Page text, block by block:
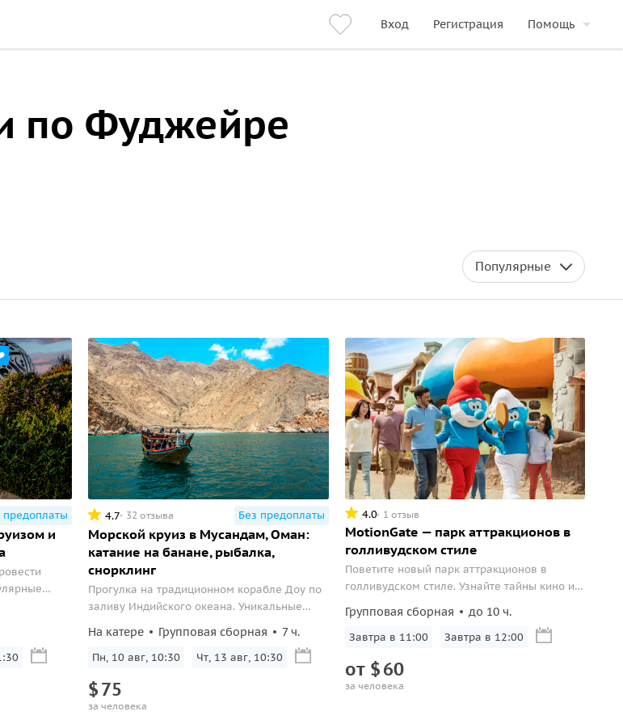
Вход Регистрация Помощь
по Фуджейре
Популярные
предоплаты
и
4.7 32 отзыва Без предоплаты
Морской круиз в Мусандам, Оман:
катание на банане, рыбалка,
снорклинг
Прогулка на традиционном корабле Доу по
заливу Индийского океана. Уникальные
развлечения и обед на борту.
На катере Групповая сборная 7 ч.
Пн, 10 авг, 10:30 Чт, 13 авг, 10:30
$75
за человека
4.0 1 отзыв
MotionGate — парк аттракционов в
голливудском стиле
Поветите новый парк аттракционов в
голливудском стиле. Узнайте тайны кино и
киностудий.
Групповая сборная до 10 ч.
Завтра в 11:00 Завтра в 12:00
от $60
за человека